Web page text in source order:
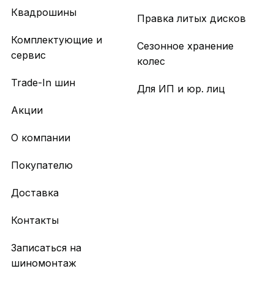
Квадрошины
Комплектующие и
сервис
Trade-In шин
Акции
Правка литых дисков
Сезонное хранение
колес
Для ИП и юр. лиц
О компании
Покупателю
Доставка
Контакты
Записаться на
шиномонтаж